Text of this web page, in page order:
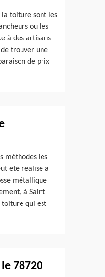
la toiture sont les
ou les
à des artisans
trouver une
de prix
méthodes les
été réalisé à
métallique
à Saint
toiture qui est
78720